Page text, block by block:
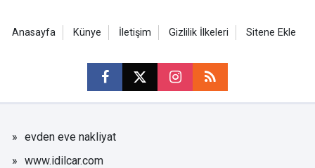
Anasayfa Künye İletişim Gizlilik İlkeleri Sitene Ekle
evden eve nakliyat
www.idilcar.com